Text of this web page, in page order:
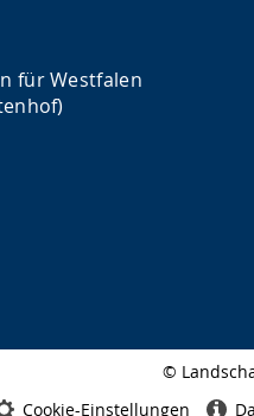
für Westfalen
©
Cookie-Einstellungen